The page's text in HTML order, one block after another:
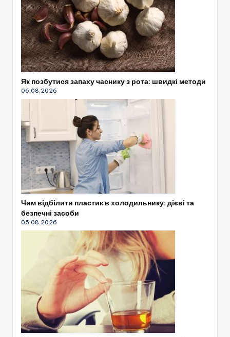
Як позбутися запаху часнику з рота: швидкі методи
06.08.2026
Чим відбілити пластик в холодильнику: дієві та
безпечні засоби
05.08.2026